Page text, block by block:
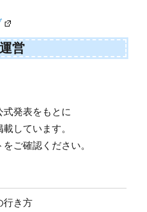
運営
発表をもとに
しています。
ご確認ください。
行き方